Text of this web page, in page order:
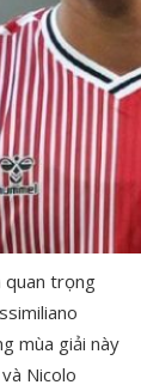
quan trọng
mùa giải này
Nicolo